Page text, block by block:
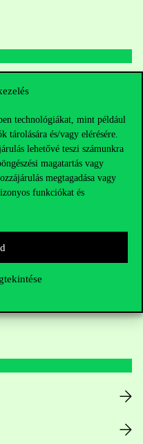
technológiákat, mint például
tárolására és/vagy elérésére.
lehetővé teszi számunkra
magatartás vagy
megtagadása vagy
funkciókat és